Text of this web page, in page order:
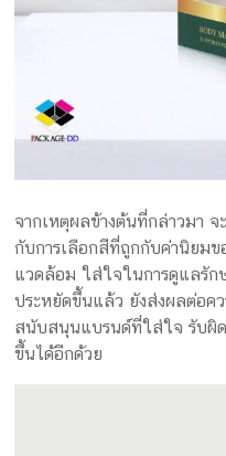
จากเหตุผลข้างต้นที่กล่าวมา
กับการเลือกสีที่ถูกกับค่านิยมข
แวดล้อม ใส่ใจในการดูแลรั
ประหยัดขึ้นแล้ว ยังส่งผลต่อค
สนับสนุนแบรนด์ที่ใส่ใจ รับผิ
ขึ้นได้อีกด้วย